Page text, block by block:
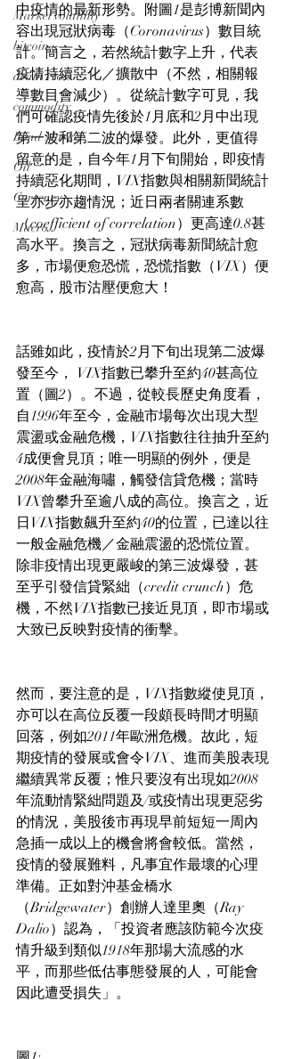
Market volatility
bitcoin
death cross
commodity
Bond Market
Oil
Currency
Macro
中疫情的最新形勢。附圖1是彭博新聞內
容出現冠狀病毒（Coronavirus）數目統
計。簡言之，若然統計數字上升，代表
疫情持續惡化／擴散中（不然，相關報
導數目會減少）。從統計數字可見，我
們可確認疫情先後於1月底和2月中出現
第一波和第二波的爆發。此外，更值得
留意的是，自今年1月下旬開始，即疫情
持續惡化期間，VIX指數與相關新聞統計
呈亦步亦趨情況；近日兩者關連系數
（coefficient of correlation）更高達0.8甚
高水平。換言之，冠狀病毒新聞統計愈
多，市場便愈恐慌，恐慌指數（VIX）便
愈高，股市沽壓便愈大！
話雖如此，疫情於2月下旬出現第二波爆
發至今， VIX指數已攀升至約40甚高位
置（圖2）。不過，從較長歷史角度看，
自1996年至今，金融市場每次出現大型
震盪或金融危機，VIX指數往往抽升至約
4成便會見頂；唯一明顯的例外，便是
2008年金融海嘯，觸發信貸危機；當時
VIX曾攀升至逾八成的高位。換言之，近
日VIX指數飆升至約40的位置，已達以往
一般金融危機／金融震盪的恐慌位置。
除非疫情出現更嚴峻的第三波爆發，甚
至乎引發信貸緊絀（credit crunch）危
機，不然VIX指數已接近見頂，即市場或
大致已反映對疫情的衝擊。
然而，要注意的是，VIX指數縱使見頂，
亦可以在高位反覆一段頗長時間才明顯
回落，例如2011年歐洲危機。故此，短
期疫情的發展或會令VIX、進而美股表現
繼續異常反覆；惟只要沒有出現如2008
年流動情緊絀問題及/或疫情出現更惡劣
的情況，美股後市再現早前短短一周內
急插一成以上的機會將會較低。當然，
疫情的發展難料，凡事宜作最壞的心理
準備。正如對沖基金橋水
（Bridgewater）創辦人達里奧（Ray
Dalio）認為，「投資者應該防範今次疫
情升級到類似1918年那場大流感的水
平，而那些低估事態發展的人，可能會
因此遭受損失」。